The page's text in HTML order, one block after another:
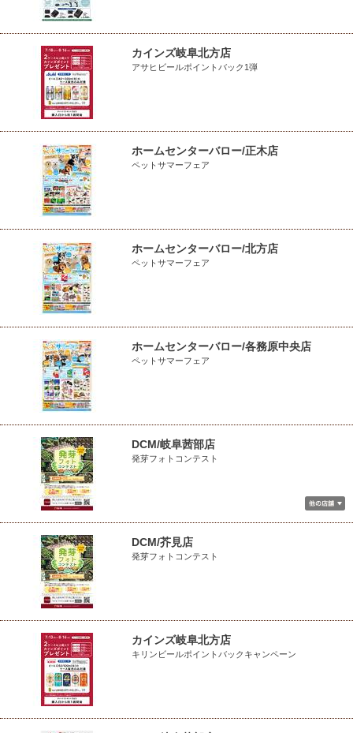
カインズ岐阜北方店
アサヒビールポイントバック1弾
ホームセンターバロー/正木店
ペットサマーフェア
ホームセンターバロー/北方店
ペットサマーフェア
ホームセンターバロー/各務原中央店
ペットサマーフェア
DCM/岐阜茜部店
発芽フォトコンテスト
DCM/芥見店
発芽フォトコンテスト
カインズ岐阜北方店
キリンビールポイントバックキャンペーン